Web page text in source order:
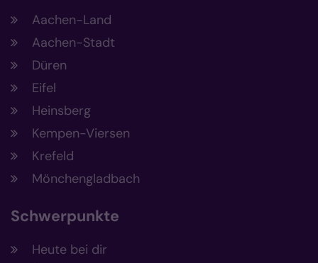
Aachen-Land
Aachen-Stadt
Düren
Eifel
Heinsberg
Kempen-Viersen
Krefeld
Mönchengladbach
Schwerpunkte
Heute bei dir